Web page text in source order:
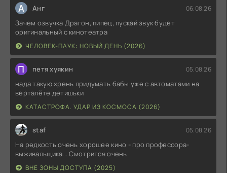
А Анг 06.08.26
Зачем озвучка Драгон, пипец, пускай звук будет
оригинальный с кинотеатра
ЧЕЛОВЕК-ПАУК: НОВЫЙ ДЕНЬ (2026)
П петя хуякин 05.08.26
нада такую хрень придумать бабы уже с автоматами на
верталёте детишьки
КАТАСТРОФА. УДАР ИЗ КОСМОСА (2026)
staf 05.08.26
На редкость очень хорошее кино - про профессора-
выживальщика... Смотрится очень
ВНЕ ЗОНЫ ДОСТУПА (2025)